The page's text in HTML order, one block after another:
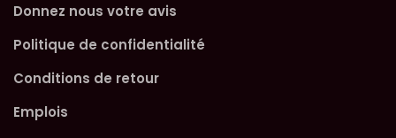
Donnez nous votre avis
Politique de confidentialité
Conditions de retour
Emplois